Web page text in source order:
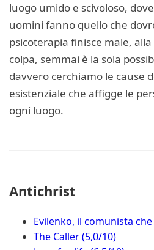
luogo umido e scivoloso,
uomini fanno quello che
psicoterapia finisce male,
colpa, semmai è la sola
davvero cerchiamo le cause
esistenziale che affigge le
ogni luogo.
Antichrist
Evilenko, il comunista
The Caller (5,0/10)